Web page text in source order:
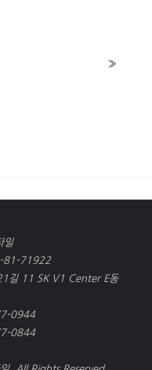
»
일
81-71922
길 11 SK V1 Center E동
0944
0844